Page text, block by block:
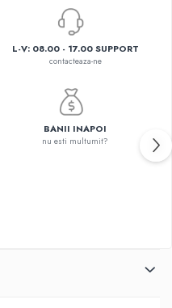
L-V: 08.00 - 17.00 SUPPORT
contacteaza-ne
BANII INAPOI
nu esti multumit?